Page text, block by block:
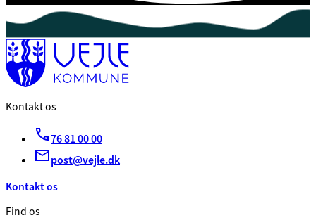
Kontakt os
76 81 00 00
post@vejle.dk
Kontakt os
Find os